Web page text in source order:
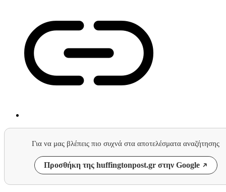
Για να μας βλέπεις πιο συχνά στα αποτελέσματα αναζήτησης
Προσθήκη της huffingtonpost.gr στην Google